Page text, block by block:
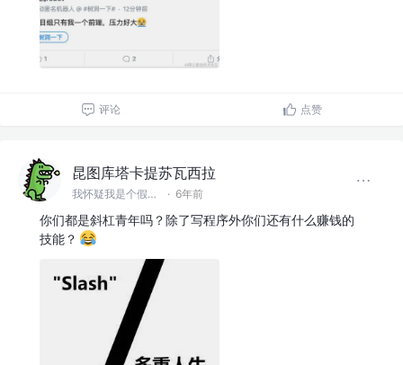
评论 点赞
昆图库塔卡提苏瓦西拉
我怀疑我是个假前端 @滚蛋吧工具人 · 6年前
你们都是斜杠青年吗？除了写程序外你们还有什么赚钱的
技能？